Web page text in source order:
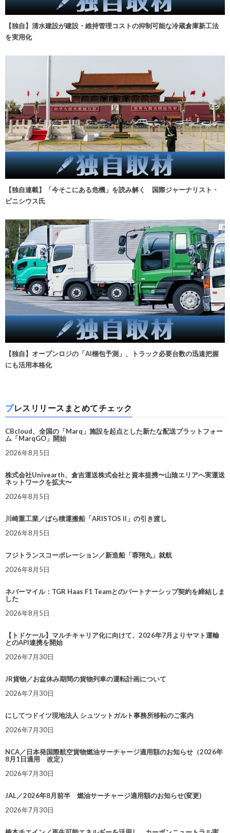
【独自】清水建設が建設・維持管理コストの抑制可能な冷蔵倉庫新工法
を実用化
【独自連載】「今そこにある危機」を読み解く 国際ジャーナリスト・
ビニシウス氏
【独自】オープンロジの「AI梱包予測」、トラック必要台数の迅速把握
にも活用本格化
プレスリリースまとめてチェック
CBcloud、全国の「Marq」施設を起点とした新たな配送プラットフォー
ム「MarqGO」開始
2026年8月5日
株式会社Univearth、倉吉運送株式会社と資本提携〜山陰エリアへ実運送
ネットワークを拡大〜
2026年8月5日
川崎重工業／ばら積運搬船「ARISTOS II」の引き渡し
2026年8月5日
フジトランスコーポレーション／新造船「蓉翔丸」就航
2026年8月5日
ネバーマイル：TGR Haas F1 Teamとのパートナーシップ契約を締結しま
した
2026年8月5日
【トドケール】マルチキャリア化に向けて、2026年7月よりヤマト運輸
とのAPI連携を開始
2026年7月30日
JR貨物／お盆休み期間の貨物列車の運転計画について
2026年7月30日
にしてつドイツ現地法人 シュツットガルト事務所移転のご案内
2026年7月30日
NCA／日本発国際航空貨物燃油サーチャージ適用額のお知らせ（2026年
8月1日適用 改定）
2026年7月30日
JAL／2026年8月前半 燃油サーチャージ適用額のお知らせ(変更)
2026年7月30日